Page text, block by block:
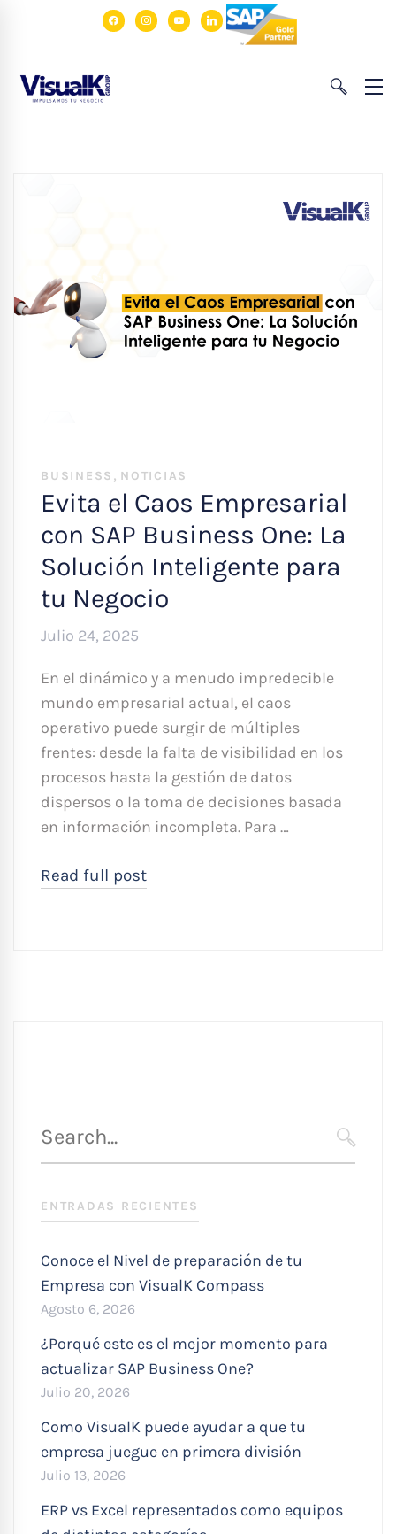
facebookinstagram
youtubelinkedin
BUSINESS , NOTICIAS
Evita el Caos Empresarial
con SAP Business One: La
Solución Inteligente para
tu Negocio
Julio 24, 2025
En el dinámico y a menudo impredecible
mundo empresarial actual, el caos
operativo puede surgir de múltiples
frentes: desde la falta de visibilidad en los
procesos hasta la gestión de datos
dispersos o la toma de decisiones basada
en información incompleta. Para …
Read full post
para
ENTRADAS RECIENTES
Conoce el Nivel de preparación de tu
Empresa con VisualK Compass
Agosto 6, 2026
¿Porqué este es el mejor momento para
actualizar SAP Business One?
Julio 20, 2026
Como VisualK puede ayudar a que tu
empresa juegue en primera división
Julio 13, 2026
ERP vs Excel representados como equipos